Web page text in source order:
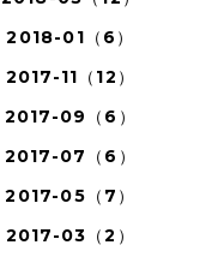
2018-01（6）
2017-11（12）
2017-09（6）
2017-07（6）
2017-05（7）
2017-03（2）